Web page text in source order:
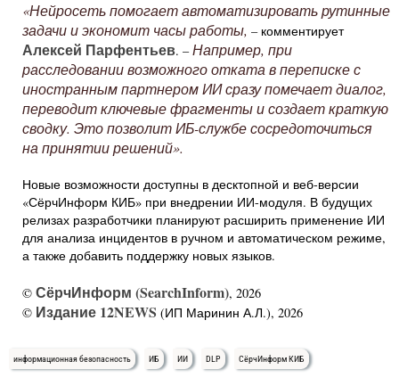
«Нейросеть помогает автоматизировать рутинные
задачи и экономит часы работы, – комментирует
Алексей Парфентьев. –Например, при
расследовании возможного отката в переписке с
иностранным партнером ИИ сразу помечает диалог,
переводит ключевые фрагменты и создает краткую
сводку. Это позволит ИБ-службе сосредоточиться
на принятии решений».
Новые возможности доступны в десктопной и веб-версии
«СёрчИнформ КИБ» при внедрении ИИ-модуля. В будущих
релизах разработчики планируют расширить применение ИИ
для анализа инцидентов в ручном и автоматическом режиме,
а также добавить поддержку новых языков.
© СёрчИнформ (SearchInform), 2026
© Издание 12NEWS (ИП Маринин А.Л.), 2026
информационная безопасность ИБ ИИ DLP СёрчИнформ КИБ